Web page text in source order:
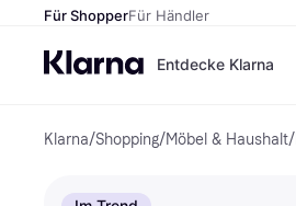
Für ShopperFür Händler
Entdecke Klarna
Klarna/Shopping/Möbel & Haushalt/